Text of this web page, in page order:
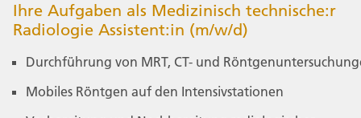
Ihre Aufgaben als Medizinisch technische:r
Radiologie Assistent:in (m/w/d)
Durchführung von MRT, CT- und
Mobiles Röntgen auf den Intensivstationen